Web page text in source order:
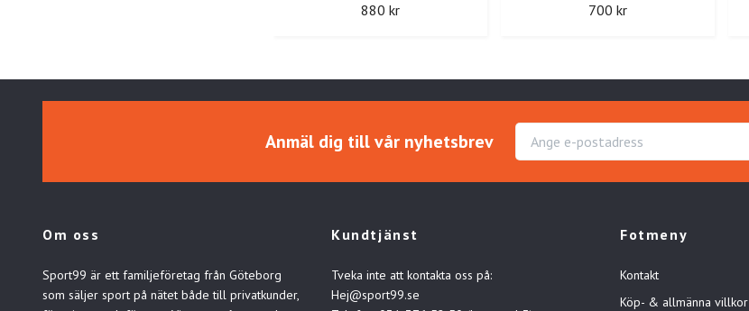
880 kr
700 kr
Anmäl dig till vår nyhetsbrev
Om oss
Sport99 är ett familjeföretag från Göteborg
som säljer sport på nätet både till privatkunder,
Kundtjänst
Tveka inte att kontakta oss på:
Hej@sport99.se
Fotmeny
Kontakt
Köp- & allmänna villkor